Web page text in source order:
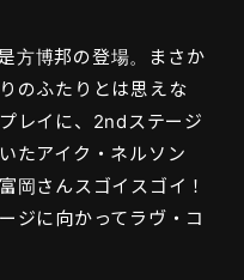
方博邦の登場。まさか
のふたりとは思えな
レイに、2ndステージ
たアイク・ネルソン
岡さんスゴイスゴイ！
ジに向かってラヴ・コ